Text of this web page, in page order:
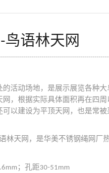
语林天网
活动场地，是展示展览各种大
，根据实际具体面积再在四
以建设为平顶天网，也是常
林天网，是华美不锈钢绳网厂
；孔距30-51mm